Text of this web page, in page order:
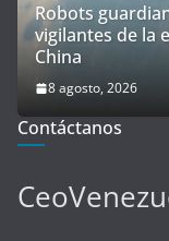
Robots
vigilantes de la
China
8 agosto, 2026
Contáctanos